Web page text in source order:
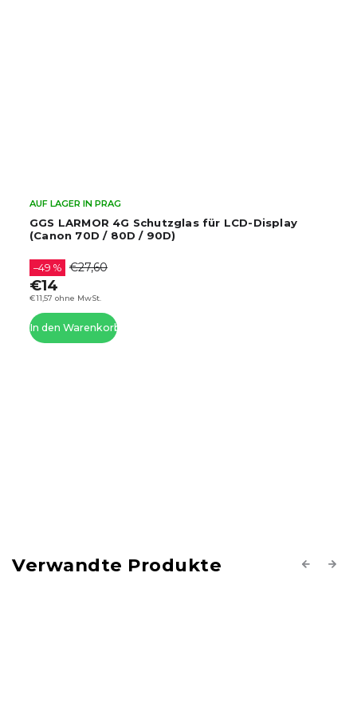
LARMOR 4G Schutzglas für LCD-Display
70D / 80D / 90D)
LAGER IN PRAG
ohne MwSt.
€27,60
den Warenkorb
Verwandte Produkte Previous
Next